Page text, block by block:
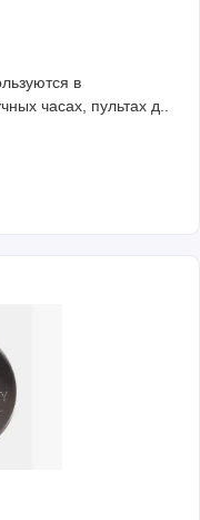
в
часах, пультах д..